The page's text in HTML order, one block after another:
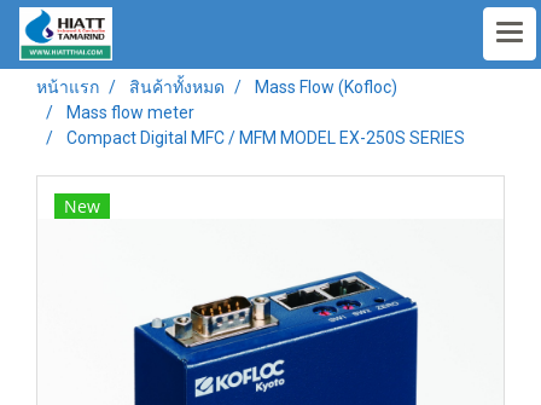
หน้าแรก สินค้าทั้งหมด
Mass Flow (Kofloc)
Mass flow meter
Compact Digital MFC / MFM MODEL EX-250S SERIES
New